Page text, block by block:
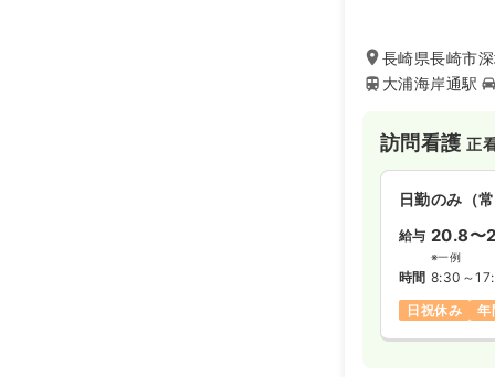
す。長崎県長崎市
大浦海岸通駅
訪問看護正
日勤のみ（
給与 20.8〜
※一例
時間 8:30～
日祝休み
年